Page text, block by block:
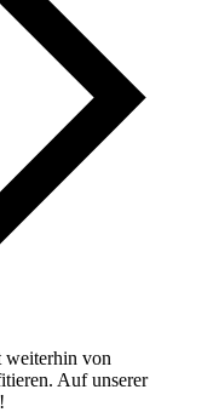
weiterhin von
Auf unserer